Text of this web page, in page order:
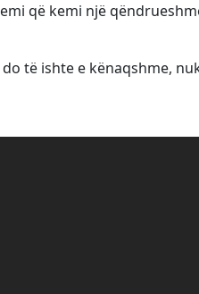
që kemi një
të ishte e kënaqshme,